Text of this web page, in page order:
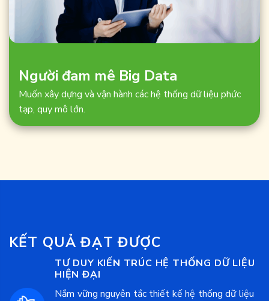
Người đam mê Big Data
Muốn xây dựng và vận hành các hệ thống dữ liệu phức
tạp, quy mô lớn.
KẾT QUẢ ĐẠT ĐƯỢC
TƯ DUY KIẾN TRÚC HỆ THỐNG DỮ LIỆU
HIỆN ĐẠI
Nắm vững nguyên tắc thiết kế hệ thống dữ liệu